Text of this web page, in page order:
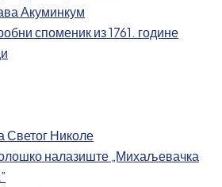
Акуминкум
споменик из 1761. године
Светог Николе
налазиште „Михаљевачка